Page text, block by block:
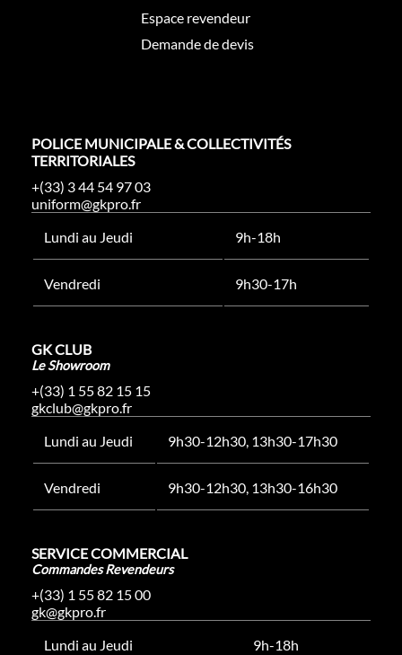
Espace revendeur
Demande de devis
POLICE MUNICIPALE & COLLECTIVITÉS
TERRITORIALES
+(33) 3 44 54 97 03
uniform@gkpro.fr
Lundi au Jeudi
9h-18h
Vendredi 9h30-17h
GK CLUB
Le Showroom
+(33) 1 55 82 15 15
gkclub@gkpro.fr
Lundi au Jeudi
9h30-12h30, 13h30-17h30
Vendredi 9h30-12h30, 13h30-16h30
SERVICE COMMERCIAL
Commandes Revendeurs
+(33) 1 55 82 15 00
gk@gkpro.fr
Lundi au Jeudi
9h-18h